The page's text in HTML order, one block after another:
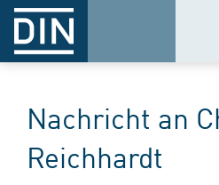
Nachricht an
Reichhardt